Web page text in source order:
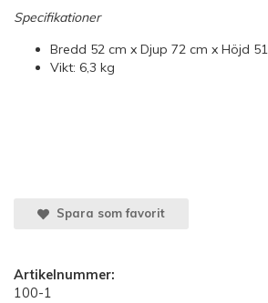
Specifikationer
Bredd 52 cm x Djup 72 cm x Höjd
Vikt: 6,3 kg
Spara som favorit
Artikelnummer:
100-1